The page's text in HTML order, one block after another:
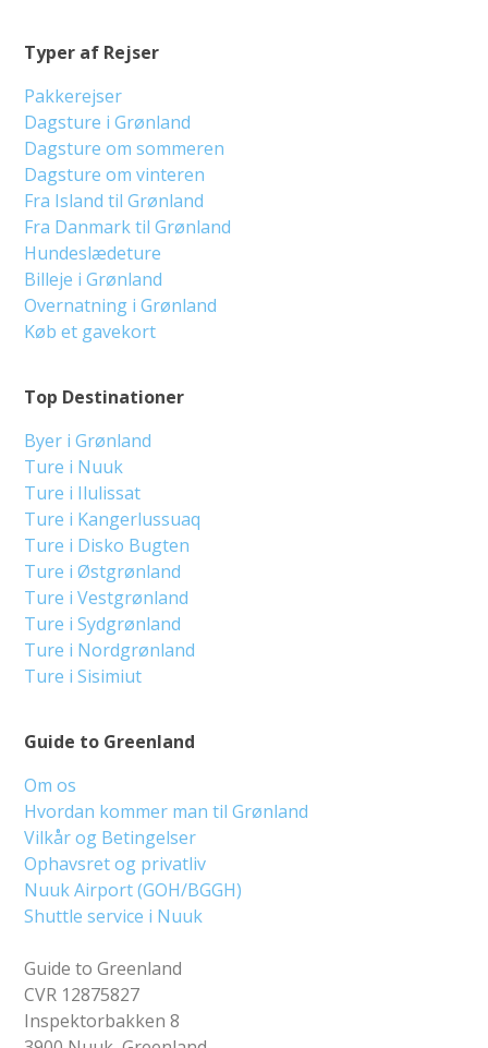
Guide to Greenland
Om os
Hvordan kommer man til Grønland
Vilkår og Betingelser
Ophavsret og privatliv
Nuuk Airport (GOH/BGGH)
Shuttle service i Nuuk
Guide to Greenland
CVR 12875827
Inspektorbakken 8
Top Destinationer
Byer i Grønland
Ture i Nuuk
Ture i Ilulissat
Ture i Kangerlussuaq
Ture i Disko Bugten
Ture i Østgrønland
Ture i Vestgrønland
Ture i Sydgrønland
Ture i Nordgrønland
Ture i Sisimiut
Typer af Rejser
Pakkerejser
Dagsture i Grønland
Dagsture om sommeren
Dagsture om vinteren
Fra Island til Grønland
Fra Danmark til Grønland
Hundeslædeture
Billeje i Grønland
Overnatning i Grønland
Køb et gavekort